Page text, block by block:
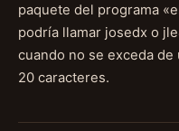
paquete del programa
podría llamar josedx o
cuando no se exceda
20 caracteres.